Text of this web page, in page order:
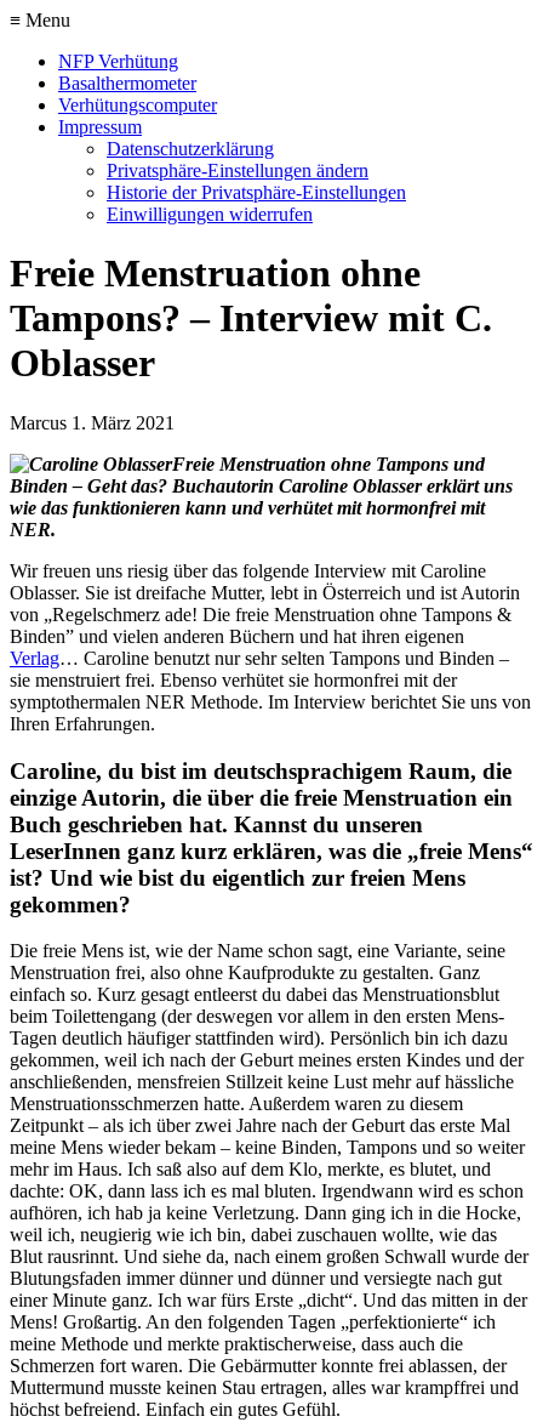
≡ Menu
NFP Verhütung
Basalthermometer
Verhütungscomputer
Impressum
Datenschutzerklärung
Privatsphäre-Einstellungen ändern
Historie der Privatsphäre-Einstellungen
Einwilligungen widerrufen
Freie Menstruation ohne
Tampons? – Interview mit C.
Oblasser
Marcus 1. März 2021
Freie Menstruation ohne Tampons und
Binden – Geht das? Buchautorin Caroline Oblasser erklärt uns
wie das funktionieren kann und verhütet mit hormonfrei mit
NER.
Wir freuen uns riesig über das folgende Interview mit Caroline
Oblasser. Sie ist dreifache Mutter, lebt in Österreich und ist Autorin
von „Regelschmerz ade! Die freie Menstruation ohne Tampons &
Binden” und vielen anderen Büchern und hat ihren eigenen
Verlag… Caroline benutzt nur sehr selten Tampons und Binden –
sie menstruiert frei. Ebenso verhütet sie hormonfrei mit der
symptothermalen NER Methode. Im Interview berichtet Sie uns von
Ihren Erfahrungen.
Caroline, du bist im deutschsprachigem Raum, die
einzige Autorin, die über die freie Menstruation ein
Buch geschrieben hat. Kannst du unseren
LeserInnen ganz kurz erklären, was die „freie Mens“
ist? Und wie bist du eigentlich zur freien Mens
gekommen?
Die freie Mens ist, wie der Name schon sagt, eine Variante, seine
Menstruation frei, also ohne Kaufprodukte zu gestalten. Ganz
einfach so. Kurz gesagt entleerst du dabei das Menstruationsblut
beim Toilettengang (der deswegen vor allem in den ersten Mens-
Tagen deutlich häufiger stattfinden wird). Persönlich bin ich dazu
gekommen, weil ich nach der Geburt meines ersten Kindes und der
anschließenden, mensfreien Stillzeit keine Lust mehr auf hässliche
Menstruationsschmerzen hatte. Außerdem waren zu diesem
Zeitpunkt – als ich über zwei Jahre nach der Geburt das erste Mal
meine Mens wieder bekam – keine Binden, Tampons und so weiter
mehr im Haus. Ich saß also auf dem Klo, merkte, es blutet, und
dachte: OK, dann lass ich es mal bluten. Irgendwann wird es schon
aufhören, ich hab ja keine Verletzung. Dann ging ich in die Hocke,
weil ich, neugierig wie ich bin, dabei zuschauen wollte, wie das
Blut rausrinnt. Und siehe da, nach einem großen Schwall wurde der
Blutungsfaden immer dünner und dünner und versiegte nach gut
einer Minute ganz. Ich war fürs Erste „dicht“. Und das mitten in der
Mens! Großartig. An den folgenden Tagen „perfektionierte“ ich
meine Methode und merkte praktischerweise, dass auch die
Schmerzen fort waren. Die Gebärmutter konnte frei ablassen, der
Muttermund musste keinen Stau ertragen, alles war krampffrei und
höchst befreiend. Einfach ein gutes Gefühl.